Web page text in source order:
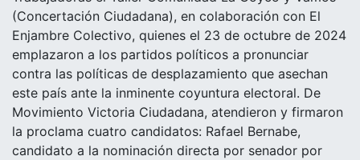
(Concertación Ciudadana), en colaboración con El
Enjambre Colectivo, quienes el 23 de octubre de 2024
emplazaron a los partidos políticos a pronunciar
contra las políticas de desplazamiento que asechan
este país ante la inminente coyuntura electoral. De
Movimiento Victoria Ciudadana, atendieron y firmaron
la proclama cuatro candidatos: Rafael Bernabe,
candidato a la nominación directa por senador por